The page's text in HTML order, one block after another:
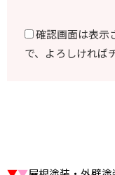
確認画面は表示
で、よろしければ